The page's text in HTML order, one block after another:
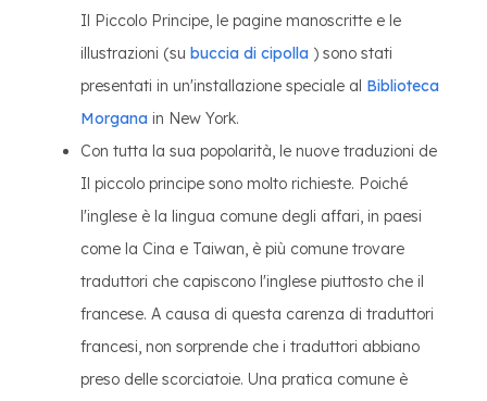
Il Piccolo Principe, le pagine manoscritte e le
illustrazioni (su buccia di cipolla ) sono stati
presentati in un'installazione speciale al Biblioteca
Morgana in New York.
Con tutta la sua popolarità, le nuove traduzioni de
Il piccolo principe sono molto richieste. Poiché
l'inglese è la lingua comune degli affari, in paesi
come la Cina e Taiwan, è più comune trovare
traduttori che capiscono l'inglese piuttosto che il
francese. A causa di questa carenza di traduttori
francesi, non sorprende che i traduttori abbiano
preso delle scorciatoie. Una pratica comune è